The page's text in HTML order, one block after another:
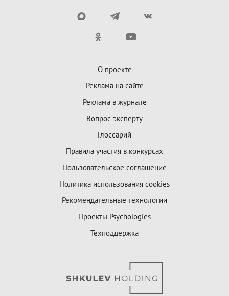
О проекте
Реклама на сайте
Реклама в журнале
Вопрос эксперту
Глоссарий
Правила участия в конкурсах
Пользовательское соглашение
Политика использования cookies
Рекомендательные технологии
Проекты Psychologies
Техподдержка